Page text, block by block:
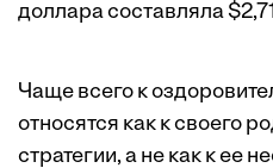
доллара составляла
Чаще всего к
относятся как к своего
стратегии, а не как к ее